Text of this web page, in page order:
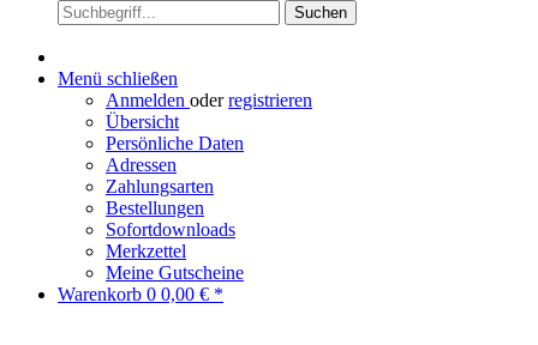
Suchen
Menü schließen
Anmelden oderregistrieren
Übersicht
Persönliche Daten
Adressen
Zahlungsarten
Bestellungen
Sofortdownloads
Merkzettel
Meine Gutscheine
Warenkorb 0 0,00 € *